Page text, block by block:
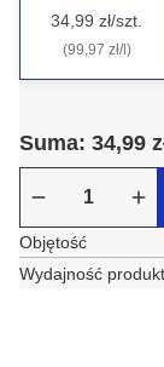
34,99 zł/szt.
(99,97 zł/l)
Suma: 34,99
Objętość
Wydajność